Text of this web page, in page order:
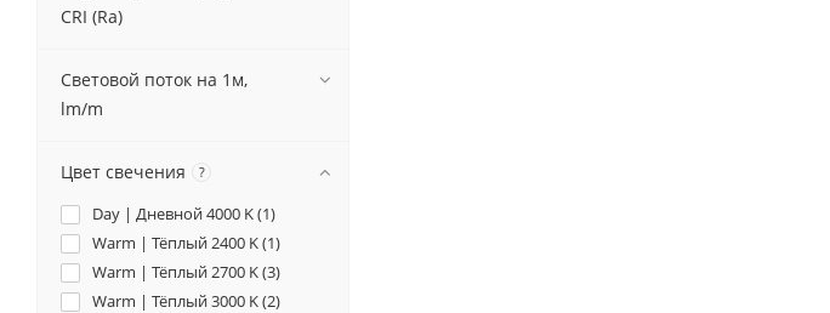
CRI (Ra)
Световой поток на 1м,
lm/m
Цвет свечения ?
Day | Дневной 4000 K (1)
Warm | Тёплый 2400 K (1)
Warm | Тёплый 2700 K (3)
Warm | Тёплый 3000 K (2)